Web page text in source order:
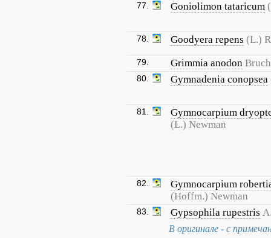
77. Goniolimon tataricum
78. Goodyera repens (L.)
79. Grimmia anodon
80. Gymnadenia conopsea
81.
Gymnocarpium
(L.) Newman
82.
Gymnocarpium
(Hoffm.) Newman
83. Gypsophila rupestris
В оригинале - с